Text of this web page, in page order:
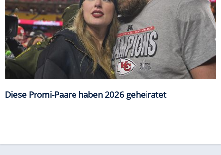
Diese Promi-Paare haben 2026 geheiratet